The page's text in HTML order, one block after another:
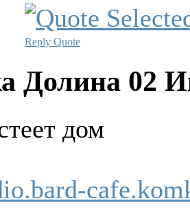
Reply Quote
Долина 02
дом